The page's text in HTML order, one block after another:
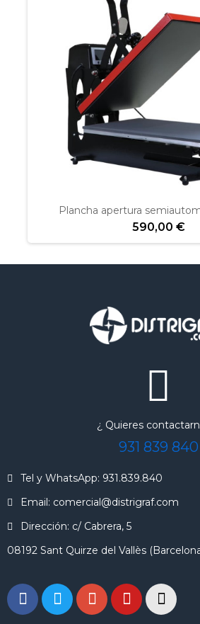
Plancha apertura
590,00 €
¿ Quieres
931 839 840
Tel y WhatsApp: 931.839.840
Email: comercial@distrigraf.com
Dirección: c/ Cabrera, 5
08192 Sant Quirze del Vallès